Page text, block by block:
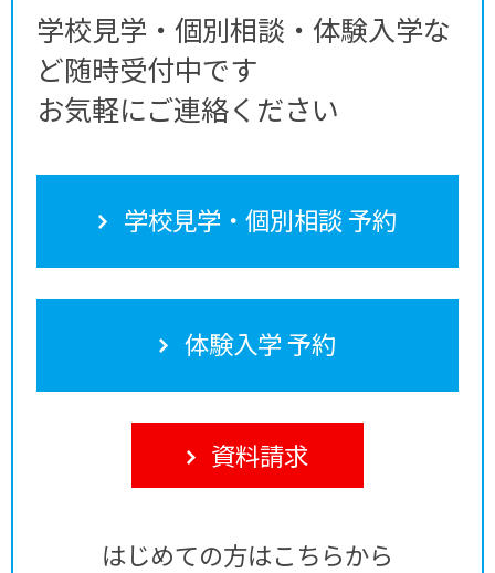
学校見学・個別相談・体験入学な
ど随時受付中です
お気軽にご連絡ください
学校見学・個別相談 予約
体験入学 予約
資料請求
はじめての方はこちらから